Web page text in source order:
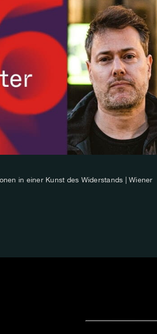
in einer Kunst des Widerstands | Wiener